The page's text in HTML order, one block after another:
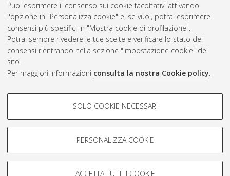
Puoi esprimere il consenso sui cookie facoltativi attivando
l'opzione in "Personalizza cookie" e, se vuoi, potrai esprimere
consensi più specifici in "Mostra cookie di profilazione".
Potrai sempre rivedere le tue scelte e verificare lo stato dei
consensi rientrando nella sezione "Impostazione cookie" del
sito.
Per maggiori informazioni consulta la nostra Cookie policy.
COOKIE DI PROFILAZIONE -
Si tratta di cookie utilizzati per analizzare le caratteristiche della
navigazione degli utenti, creare profili in base al loro comportamento
Mostra cookie di profilazione
SOLO COOKIE NECESSARI
PERSONALIZZA COOKIE
ACCETTA TUTTI I COOKIE
Rss 1.0
Rss 2.0
ISSN: 2038-7946
Impostazioni Cookie
Informativa sulla privacy
Condizioni d’uso del sito